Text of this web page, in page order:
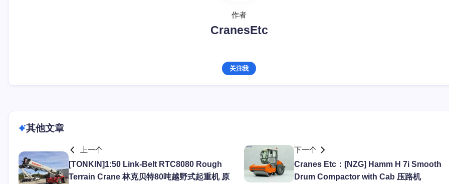
作者
CranesEtc
关注我
其他文章
上一个
[TONKIN]1:50 Link-Belt RTC8080 Rough
Terrain Crane 林克贝特80吨越野式起重机 原
下一个
Cranes Etc：[NZG] Hamm H 7i Smooth
Drum Compactor with Cab 压路机